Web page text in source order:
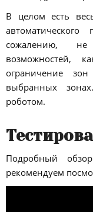
В целом есть
сожалению, не
возможностей,
ограничение
выбранных
роботом.
Подробный
рекомендуем